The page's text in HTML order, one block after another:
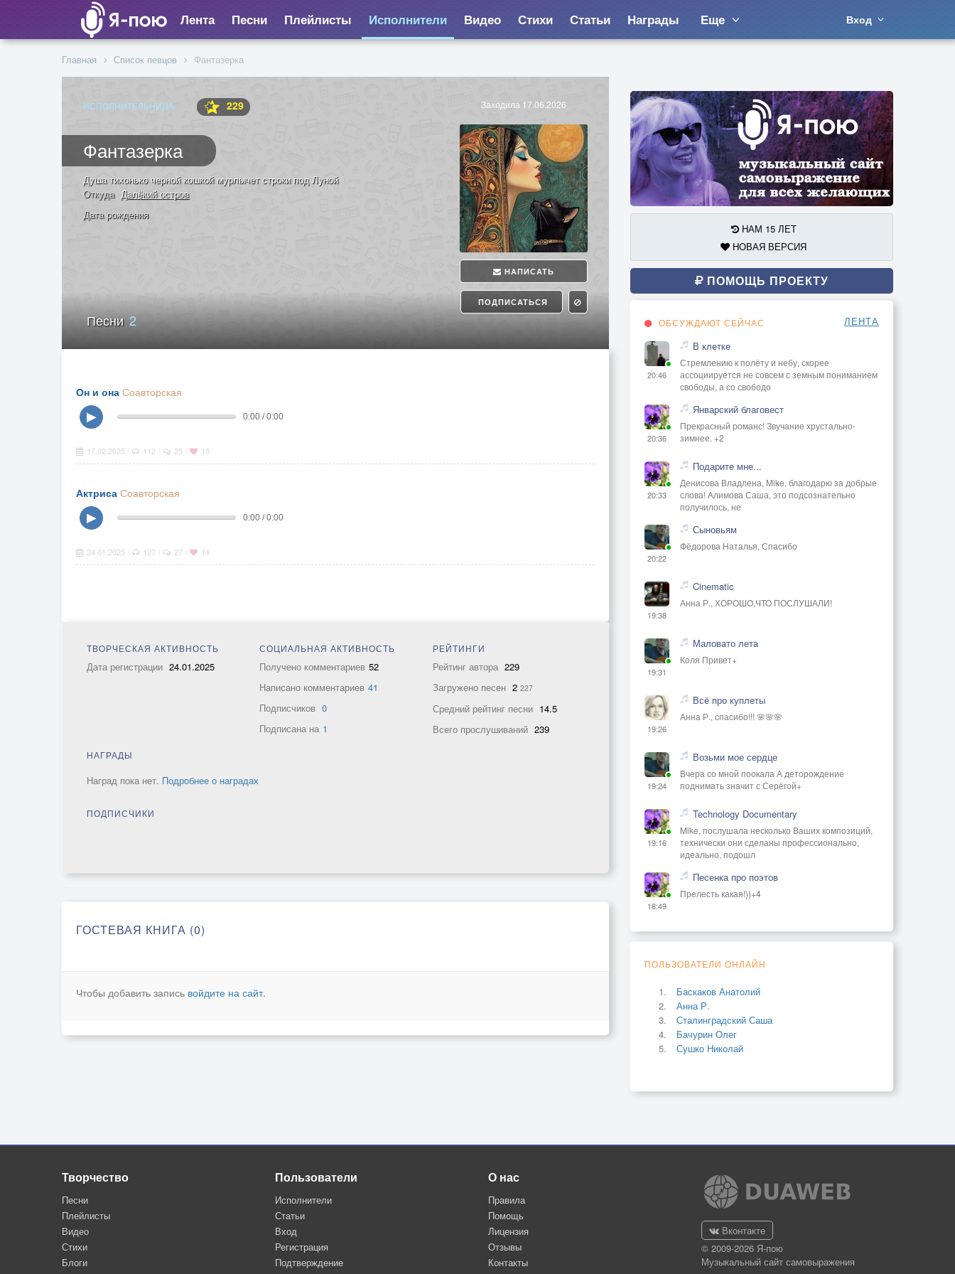
Лента Песни Плейлисты Исполнители Видео Стихи Статьи Награды Еще Вход
Главная Список певцов Фантазерка
ИСПОЛНИТЕЛЬНИЦА 229
Фантазерка
Заходила 17.06.2026
НАПИСАТЬ
ПОДПИСАТЬСЯ
Душа тихонько черной кошкой мурлычет строки под Луной
Откуда Далёкий остров
Дата рождения
Песни2
Он и она Соавторская
▶
0:00 / 0:00
17.02.2025 112 25 15
Актриса Соавторская
▶
0:00 / 0:00
24.01.2025 127 27 14
ТВОРЧЕСКАЯ АКТИВНОСТЬ
Дата регистрации 24.01.2025
СОЦИАЛЬНАЯ АКТИВНОСТЬ
Получено комментариев 52
Написано комментариев 41
Подписчиков 0
Подписана на 1
РЕЙТИНГИ
Рейтинг автора 229
Загружено песен 2 227
Средний рейтинг песни 14.5
Всего прослушиваний 239
НАГРАДЫ
Наград пока нет. Подробнее о наградах
ПОДПИСЧИКИ
ГОСТЕВАЯ КНИГА (0)
Чтобы добавить запись войдите на сайт.
НАМ 15 ЛЕТ
НОВАЯ ВЕРСИЯ
ПОМОЩЬ ПРОЕКТУ
ОБСУЖДАЮТ СЕЙЧАС ЛЕНТА
20:46
В клетке
Стремлению к полёту и небу, скорее
ассоциируется не совсем с земным пониманием
свободы, а со свободо
20:36
Январский благовест
Прекрасный романс! Звучание хрустально-
зимнее. +2
20:33
Подарите мне...
Денисова Владлена, Mike, благодарю за добрые
слова! Алимова Саша, это подсознательно
получилось, не
20:22
Сыновьям
Фёдорова Наталья, Спасибо
19:38
Cinematic
Анна Р., ХОРОШО,ЧТО ПОСЛУШАЛИ!
19:31
Маловато лета
Коля Привет+
19:26
Всё про куплеты
Анна Р., спасибо!!! 🌸🌸🌸
19:24
Возьми мое сердце
Вчера со мной поокала А деторождение
поднимать значит с Серёгой+
19:16
Technology Documentary
Mike, послушала несколько Ваших композиций,
технически они сделаны профессионально,
идеально, подошл
18:49
Песенка про поэтов
Прелесть какая!))+4
ПОЛЬЗОВАТЕЛИ ОНЛАЙН
Баскаков Анатолий
Анна Р.
Сталинградский Саша
Бачурин Олег
Сушко Николай
Творчество
Песни
Плейлисты
Видео
Стихи
Блоги
Пользователи
Исполнители
Статьи
Вход
Регистрация
Подтверждение
О нас
Правила
Помощь
Лицензия
Отзывы
Контакты
Вконтакте
© 2009-2026 Я-пою
Музыкальный сайт самовыражения